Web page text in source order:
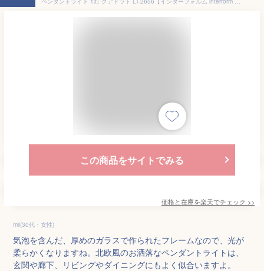
この商品をサイトでみる
価格と在庫を楽天でチェック >>
mii(30代・女性)
気泡を含んだ、厚めのガラスで作られたフレームなので、光が
柔らかくなりますね。北欧風のお洒落なペンダントライトは、
玄関や廊下、リビングやダイニングにもよく似合いますよ。